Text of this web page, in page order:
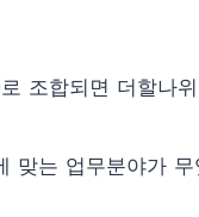
조합되면 더할나
맞는 업무분야가 무